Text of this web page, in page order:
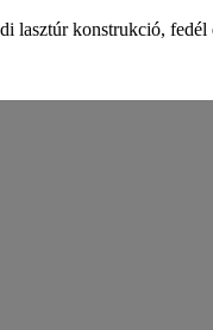
lasztúr konstrukció,